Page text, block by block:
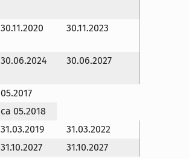
30.11.2020 30.11.2023
30.06.2024 30.06.2027
05.2017
ca 05.2018
31.03.2019
31.03.2022
31.10.2027
31.10.2027